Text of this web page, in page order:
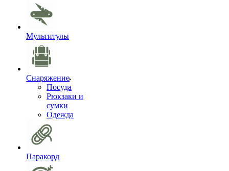
Мультитулы
Снаряжение
Посуда
Рюкзаки и
сумки
Одежда
Паракорд